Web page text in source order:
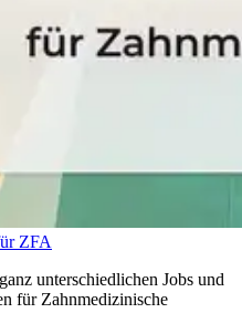
ZFA
unterschiedlichen Jobs und
für Zahnmedizinische